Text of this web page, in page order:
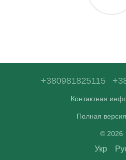
+380981825115
Контактная
Полная
© 2026
Укр